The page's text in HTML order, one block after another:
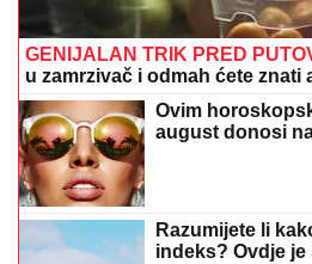
GENIJALAN TRIK PRED
u zamrzivač i odmah ćete znati
Ovim
august donosi
Razumijete li
indeks? Ovdje